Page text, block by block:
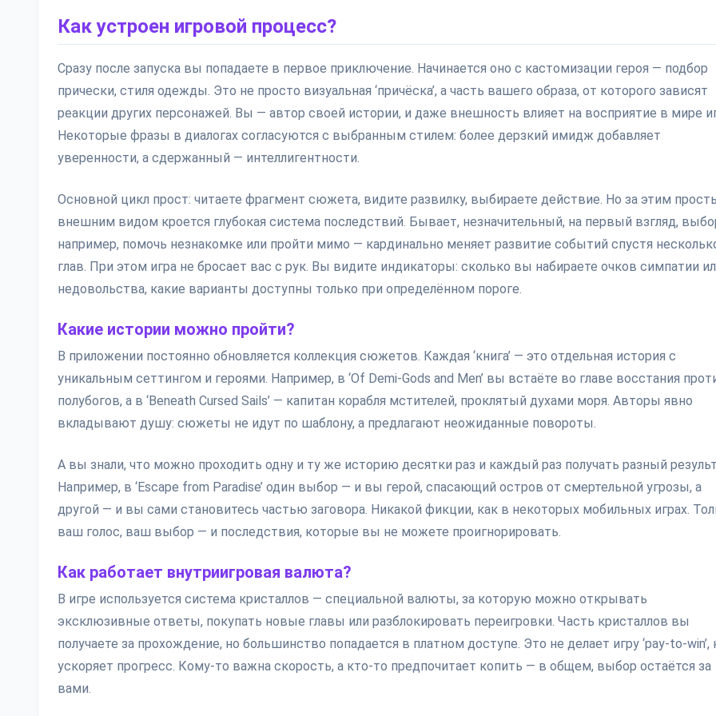
Как устроен игровой процесс?
Сразу после запуска вы попадаете в первое приключение. Начинается оно с кастомизации героя — подбор
прически, стиля одежды. Это не просто визуальная ‘причёска’, а часть вашего образа, от которого зависят
реакции других персонажей. Вы — автор своей истории, и даже внешность влияет на восприятие в мире
Некоторые фразы в диалогах согласуются с выбранным стилем: более дерзкий имидж добавляет
уверенности, а сдержанный — интеллигентности.
Основной цикл прост: читаете фрагмент сюжета, видите развилку, выбираете действие. Но за этим
внешним видом кроется глубокая система последствий. Бывает, незначительный, на первый взгляд,
например, помочь незнакомке или пройти мимо — кардинально меняет развитие событий спустя
глав. При этом игра не бросает вас с рук. Вы видите индикаторы: сколько вы набираете очков симпатии
недовольства, какие варианты доступны только при определённом пороге.
Какие истории можно пройти?
В приложении постоянно обновляется коллекция сюжетов. Каждая ‘книга’ — это отдельная история с
уникальным сеттингом и героями. Например, в ‘Of Demi-Gods and Men’ вы встаёте во главе восстания
полубогов, а в ‘Beneath Cursed Sails’ — капитан корабля мстителей, проклятый духами моря. Авторы явно
вкладывают душу: сюжеты не идут по шаблону, а предлагают неожиданные повороты.
А вы знали, что можно проходить одну и ту же историю десятки раз и каждый раз получать разный
Например, в ‘Escape from Paradise’ один выбор — и вы герой, спасающий остров от смертельной угрозы, а
другой — и вы сами становитесь частью заговора. Никакой фикции, как в некоторых мобильных играх.
ваш голос, ваш выбор — и последствия, которые вы не можете проигнорировать.
Как работает внутриигровая валюта?
В игре используется система кристаллов — специальной валюты, за которую можно открывать
эксклюзивные ответы, покупать новые главы или разблокировать переигровки. Часть кристаллов вы
получаете за прохождение, но большинство попадается в платном доступе. Это не делает игру ‘pay-to-win’,
ускоряет прогресс. Кому-то важна скорость, а кто-то предпочитает копить — в общем, выбор остаётся за
вами.